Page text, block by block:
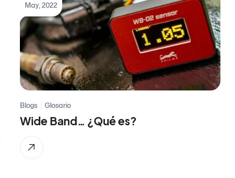
May, 2022
Blogs Glosario
Wide Band… ¿Qué es?